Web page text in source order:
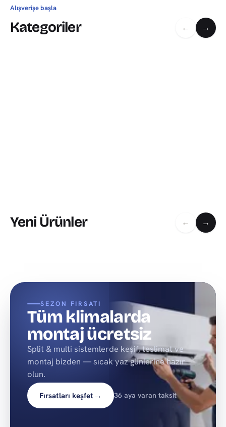
Alışverişe başla
Kategoriler ← →
Yeni Ürünler ← →
SEZON FIRSATI
Tüm klimalarda
montaj ücretsiz
Split & multi sistemlerde keşif, teslimat ve
montaj bizden — sıcak yaz günlerine hazır
olun.
Fırsatları keşfet → 36 aya varan taksit